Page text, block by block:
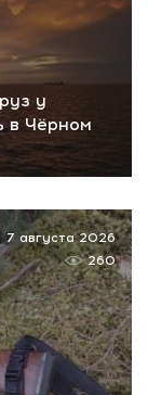
у
в Чёрном
7 августа 2026
260